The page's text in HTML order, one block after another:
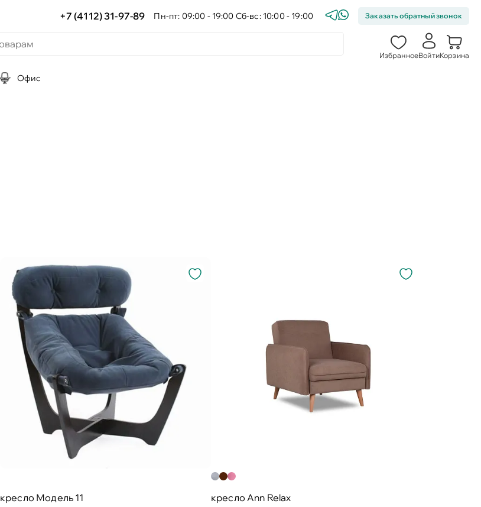
+7 (4112) 31-97-89 Пн-пт: 09:00 - 19:00 Сб-вс: 10:00 - 19:00 Заказать обратный звонок
ИзбранноеВойтиКорзина
Офис
кресло Модель 11 кресло Ann Relax